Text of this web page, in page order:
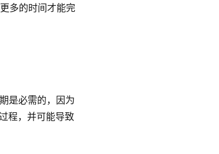
多的时间才能完
是必需的，因为
程，并可能导致